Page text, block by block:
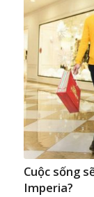
Cuộc sống
Imperia?